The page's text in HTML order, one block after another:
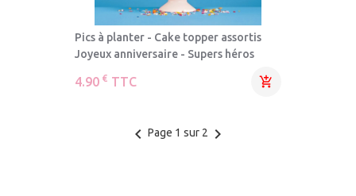
Pics à planter - Cake topper assortis
Joyeux anniversaire - Supers héros
4.90 € TTC 
keyboard_arrow_left Page 1 sur 2 keyboard_arrow_right